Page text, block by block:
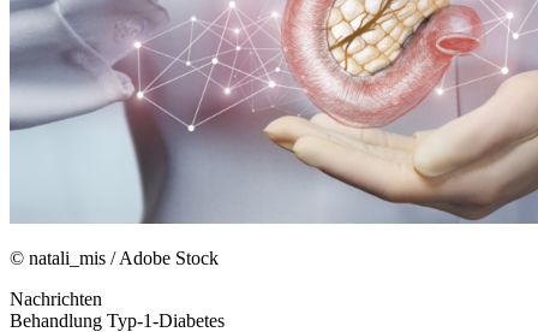
© natali_mis / Adobe Stock
Nachrichten
Behandlung Typ-1-Diabetes